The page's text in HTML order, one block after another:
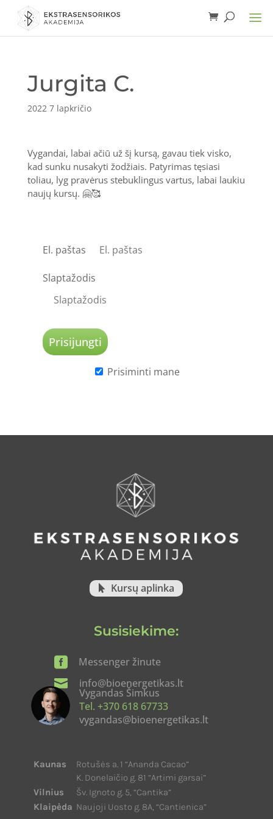
Jurgita C.
2022 7 lapkričio
Vygandai, labai ačiū už šį kursą, gavau tiek visko,
kad sunku nusakyti žodžiais. Patyrimas tęsiasi
toliau, lyg pravėrus stebuklingus vartus, labai laukiu
naujų kursų. 🤗🥰
El. paštas
Slaptažodis
Prisiminti mane
Kursų aplinka
Susisiekime:

Messenger žinute

info@bioenergetikas.lt
Vygandas Šimkus
Tel. +370 618 67733
vygandas@bioenergetikas.lt
Kaunas
Rotušės a. 1 “Ananda Cacao”
K. Donelaičio g. 81 “Artimi garsai”
Vilnius
Šv. Ignoto g. 5, “Cantika”
Klaipėda Naujoji Uosto g. 8A, “Cantienica”